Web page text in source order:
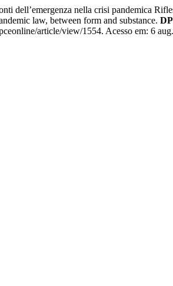
nella crisi pandemica
law, between form and substance.
article/view/1554. Acesso em: 6